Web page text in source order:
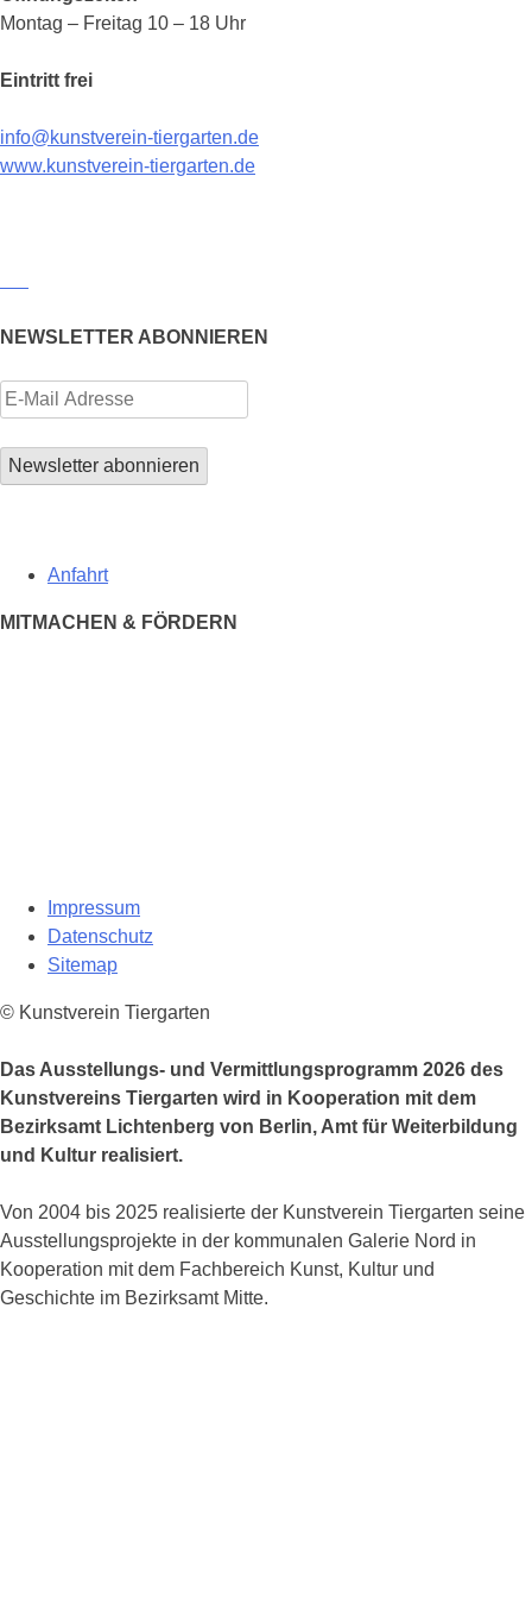
Montag – Freitag 10 – 18 Uhr
Eintritt frei
info@kunstverein-tiergarten.de
www.kunstverein-tiergarten.de
NEWSLETTER ABONNIEREN
Anfahrt
MITMACHEN & FÖRDERN
Impressum
Datenschutz
Sitemap
© Kunstverein Tiergarten
Das Ausstellungs- und Vermittlungsprogramm 2026 des
Kunstvereins Tiergarten wird in Kooperation mit dem
Bezirksamt Lichtenberg von Berlin, Amt für Weiterbildung
und Kultur realisiert.
Von 2004 bis 2025 realisierte der Kunstverein Tiergarten seine
Ausstellungsprojekte in der kommunalen Galerie Nord in
Kooperation mit dem Fachbereich Kunst, Kultur und
Geschichte im Bezirksamt Mitte.